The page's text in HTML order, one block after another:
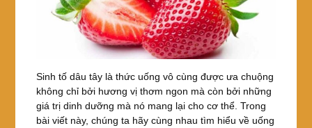
Sinh tố dâu tây là thức uống vô cùng được ưa chuộng
không chỉ bởi hương vị thơm ngon mà còn bởi những
giá trị dinh dưỡng mà nó mang lại cho cơ thể. Trong
bài viết này, chúng ta hãy cùng nhau tìm hiểu về uống